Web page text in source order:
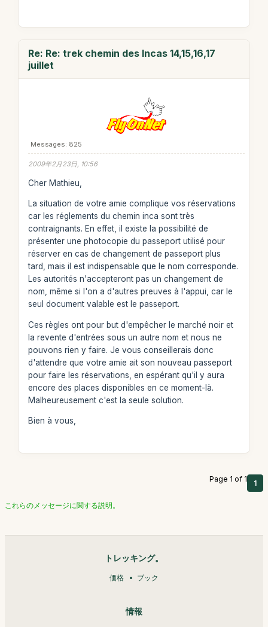
Re: Re: trek chemin des Incas 14,15,16,17
juillet
Messages: 825
2009年2月23日, 10:56
Cher Mathieu,
La situation de votre amie complique vos réservations
car les réglements du chemin inca sont très
contraignants. En effet, il existe la possibilité de
présenter une photocopie du passeport utilisé pour
réserver en cas de changement de passeport plus
tard, mais il est indispensable que le nom corresponde.
Les autorités n'accepteront pas un changement de
nom, même si l'on a d'autres preuves à l'appui, car le
seul document valable est le passeport.
Ces règles ont pour but d'empêcher le marché noir et
la revente d'entrées sous un autre nom et nous ne
pouvons rien y faire. Je vous conseillerais donc
d'attendre que votre amie ait son nouveau passeport
pour faire les réservations, en espérant qu'il y aura
encore des places disponibles en ce moment-là.
Malheureusement c'est la seule solution.
Bien à vous,
Page 1 of 1 1
これらのメッセージに関する説明。
トレッキング。
価格 ブック
情報